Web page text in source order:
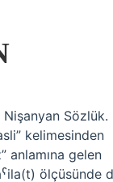
Sözlük.
anlamına gelen